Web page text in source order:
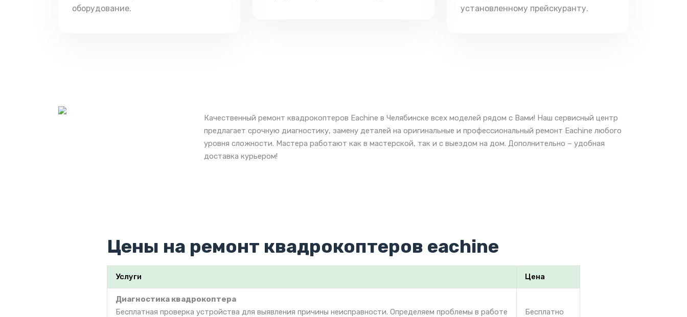
оборудование.
установленному прейскуранту.
Качественный ремонт квадрокоптеров Eachine в Челябинске всех моделей рядом с Вами! Наш сервисный центр
предлагает срочную диагностику, замену деталей на оригинальные и профессиональный ремонт Eachine любого
уровня сложности. Мастера работают как в мастерской, так и с выездом на дом. Дополнительно – удобная
доставка курьером!
Цены на ремонт квадрокоптеров eachine
Услуги Цена
Диагностика квадрокоптера
Бесплатная проверка устройства для выявления причины неисправности. Определяем проблемы в работе
Бесплатно